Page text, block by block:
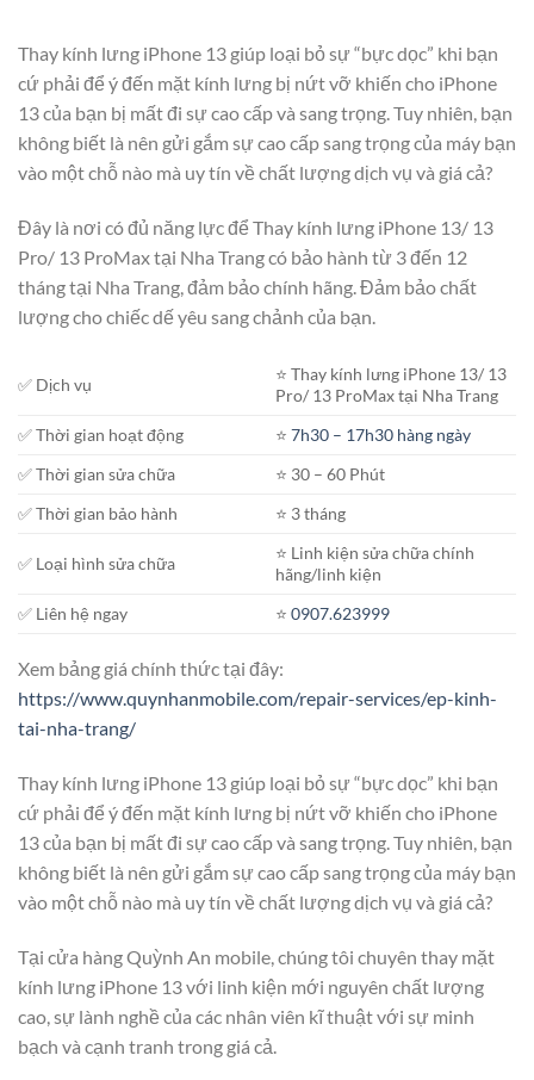
Thay kính lưng iPhone 13 giúp loại bỏ sự “bực dọc” khi bạn
cứ phải để ý đến mặt kính lưng bị nứt vỡ khiến cho iPhone
13 của bạn bị mất đi sự cao cấp và sang trọng. Tuy nhiên, bạn
không biết là nên gửi gắm sự cao cấp sang trọng của máy bạn
vào một chỗ nào mà uy tín về chất lượng dịch vụ và giá cả?
Đây là nơi có đủ năng lực để Thay kính lưng iPhone 13/ 13
Pro/ 13 ProMax tại Nha Trang có bảo hành từ 3 đến 12
tháng tại Nha Trang, đảm bảo chính hãng. Đảm bảo chất
lượng cho chiếc dế yêu sang chảnh của bạn.
✅ Dịch vụ
⭐️ Thay kính lưng iPhone 13/ 13
Pro/ 13 ProMax tại Nha Trang
✅ Thời gian hoạt động
⭐️7h30 – 17h30 hàng ngày
✅ Thời gian sửa chữa
⭐️ 30 – 60 Phút
✅ Thời gian bảo hành
⭐️ 3 tháng
✅ Loại hình sửa chữa
⭐️ Linh kiện sửa chữa chính
hãng/linh kiện
✅ Liên hệ ngay
⭐️0907.623999
Xem bảng giá chính thức tại đây:
https://www.quynhanmobile.com/repair-services/ep-kinh-
tai-nha-trang/
Thay kính lưng iPhone 13 giúp loại bỏ sự “bực dọc” khi bạn
cứ phải để ý đến mặt kính lưng bị nứt vỡ khiến cho iPhone
13 của bạn bị mất đi sự cao cấp và sang trọng. Tuy nhiên, bạn
không biết là nên gửi gắm sự cao cấp sang trọng của máy bạn
vào một chỗ nào mà uy tín về chất lượng dịch vụ và giá cả?
Tại cửa hàng Quỳnh An mobile, chúng tôi chuyên thay mặt
kính lưng iPhone 13 với linh kiện mới nguyên chất lượng
cao, sự lành nghề của các nhân viên kĩ thuật với sự minh
bạch và cạnh tranh trong giá cả.